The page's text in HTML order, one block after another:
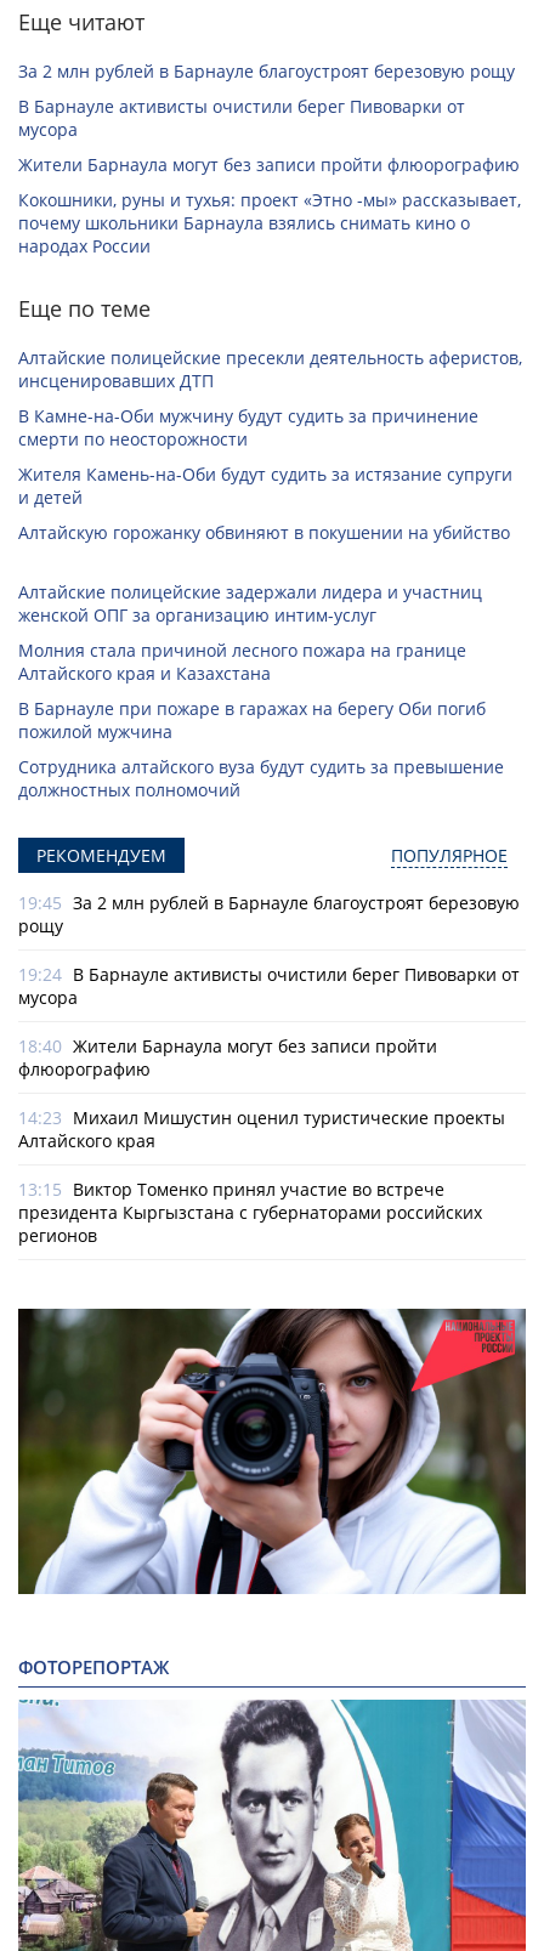
Еще читают
За 2 млн рублей в Барнауле благоустроят березовую рощу
В Барнауле активисты очистили берег Пивоварки от
мусора
Жители Барнаула могут без записи пройти флюорографию
Кокошники, руны и тухья: проект «Этно -мы» рассказывает,
почему школьники Барнаула взялись снимать кино о
народах России
Еще по теме
Алтайские полицейские пресекли деятельность аферистов,
инсценировавших ДТП
В Камне-на-Оби мужчину будут судить за причинение
смерти по неосторожности
Жителя Камень-на-Оби будут судить за истязание супруги
и детей
Алтайскую горожанку обвиняют в покушении на убийство
Алтайские полицейские задержали лидера и участниц
женской ОПГ за организацию интим-услуг
Молния стала причиной лесного пожара на границе
Алтайского края и Казахстана
В Барнауле при пожаре в гаражах на берегу Оби погиб
пожилой мужчина
Сотрудника алтайского вуза будут судить за превышение
должностных полномочий
РЕКОМЕНДУЕМ ПОПУЛЯРНОЕ
19:45 За 2 млн рублей в Барнауле благоустроят березовую
рощу
19:24 В Барнауле активисты очистили берег Пивоварки от
мусора
18:40 Жители Барнаула могут без записи пройти
флюорографию
14:23 Михаил Мишустин оценил туристические проекты
Алтайского края
13:15 Виктор Томенко принял участие во встрече
президента Кыргызстана с губернаторами российских
регионов
ФОТОРЕПОРТАЖ